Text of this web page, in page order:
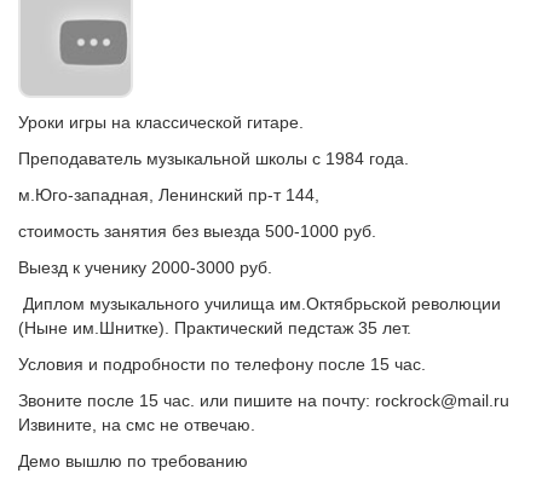
Уроки игры на классической гитаре.
Преподаватель музыкальной школы с 1984 года.
м.Юго-западная, Ленинский пр-т 144,
стоимость занятия без выезда 500-1000 руб.
Выезд к ученику 2000-3000 руб.
Диплом музыкального училища им.Октябрьской революции
(Ныне им.Шнитке). Практический педстаж 35 лет.
Условия и подробности по телефону после 15 час.
Звоните после 15 час. или пишите на почту: rockrock@mail.ru
Извините, на смс не отвечаю.
Демо вышлю по требованию